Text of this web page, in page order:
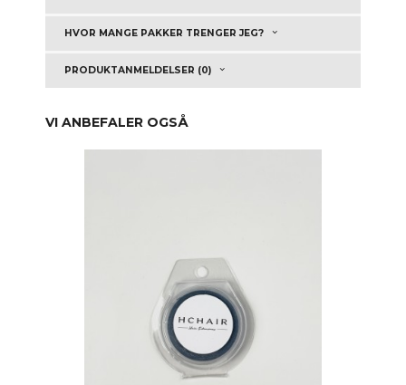
HVOR MANGE PAKKER TRENGER JEG?
PRODUKTANMELDELSER (0)
VI ANBEFALER OGSÅ